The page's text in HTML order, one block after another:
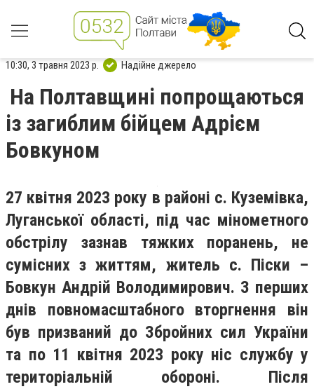
10:30, 3 травня 2023 р. Надійне джерело
На Полтавщині попрощаються
із загиблим бійцем Адрієм
Бовкуном
27 квітня 2023 року в районі с. Куземівка,
Луганської області, під час мінометного
обстрілу зазнав тяжких поранень, не
сумісних з життям, житель с. Піски –
Бовкун Андрій Володимирович. З перших
днів повномасштабного вторгнення він
був призваний до Збройних сил України
та по 11 квітня 2023 року ніс службу у
територіальній обороні. Після